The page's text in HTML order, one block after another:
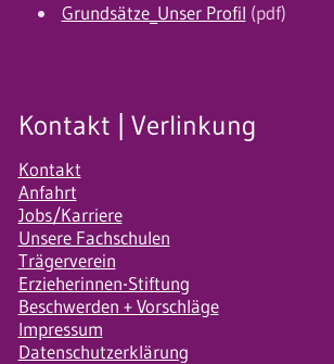
Grundsätze_Unser Profil (pdf)
Kontakt | Verlinkung
Kontakt
Anfahrt
Jobs/Karriere
Unsere Fachschulen
Trägerverein
Erzieherinnen-Stiftung
Beschwerden + Vorschläge
Impressum
Datenschutzerklärung